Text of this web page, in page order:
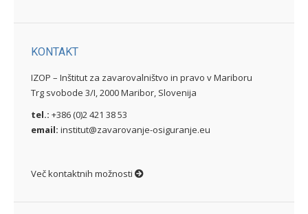
KONTAKT
IZOP – Inštitut za zavarovalništvo in pravo v Mariboru
Trg svobode 3/I, 2000 Maribor, Slovenija
tel.: +386 (0)2 421 38 53
email: institut@zavarovanje-osiguranje.eu
Več kontaktnih možnosti